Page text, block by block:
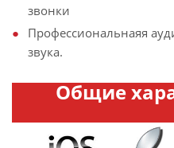
звонки
Профессиональнаяя
звука.
Общие